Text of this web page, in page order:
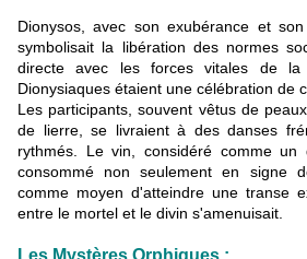
Dionysos, avec son exubérance et son
symbolisait la libération des normes
directe avec les forces vitales de la
Dionysiaques étaient une célébration de
Les participants, souvent vêtus de
de lierre, se livraient à des danses
rythmés. Le vin, considéré comme un
consommé non seulement en signe
comme moyen d'atteindre une transe
entre le mortel et le divin s'amenuisait.
Les Mystères Orphiques :